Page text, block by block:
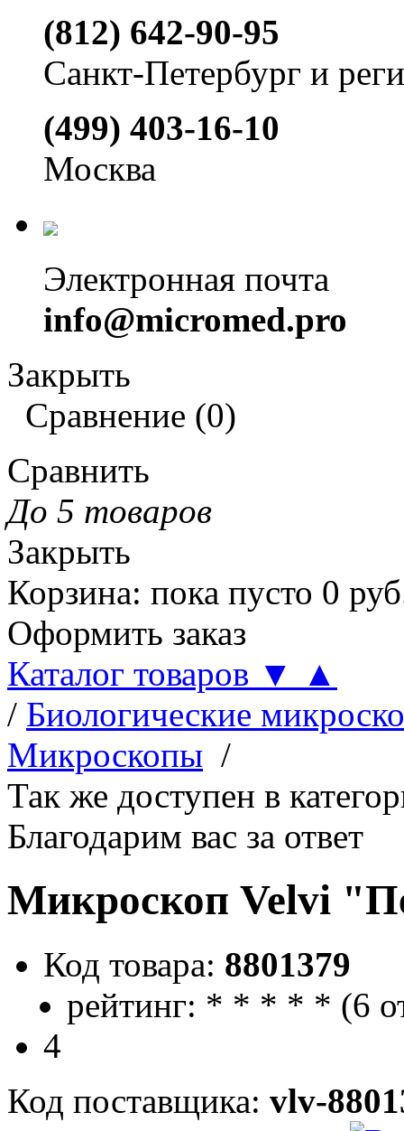
(812) 642-90-95
Санкт-Петербург и
(499) 403-16-10
Москва
Электронная почта
info@micromed.pro
Закрыть
Сравнение (0)
Сравнить
До 5 товаров
Закрыть
Корзина: пока пусто 0
Оформить заказ
Каталог товаров ▼
▲
/ Биологические
Микроскопы /
Так же доступен в
Благодарим вас за ответ
Микроскоп Velvi
Код товара: 8801379
рейтинг: * * * * * (6
4
Код поставщика: vlv-